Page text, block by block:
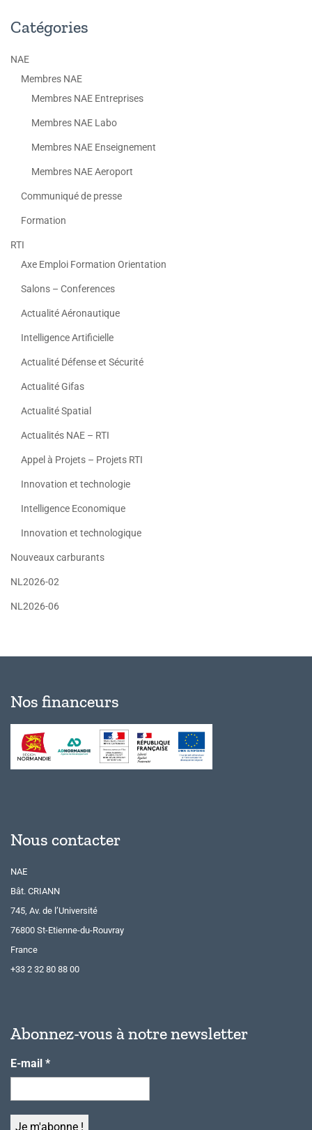
Catégories
NAE
Membres NAE
Membres NAE Entreprises
Membres NAE Labo
Membres NAE Enseignement
Membres NAE Aeroport
Communiqué de presse
Formation
RTI
Axe Emploi Formation Orientation
Salons – Conferences
Actualité Aéronautique
Intelligence Artificielle
Actualité Défense et Sécurité
Actualité Gifas
Actualité Spatial
Actualités NAE – RTI
Appel à Projets – Projets RTI
Innovation et technologie
Intelligence Economique
Innovation et technologique
Nouveaux carburants
NL2026-02
NL2026-06
Nos financeurs
Nous contacter
NAE
Bât. CRIANN
745, Av. de l’Université
76800 St-Etienne-du-Rouvray
France
+33 2 32 80 88 00
Abonnez-vous à notre newsletter
E-mail *